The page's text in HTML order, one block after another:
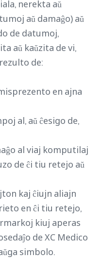
nerekta aŭ
aŭ damaĝo) aŭ
de datumoj,
aŭ kaŭzita de vi,
de:
en ajna
al, aŭ ĉesigo de,
al viaj komputilaj
de ĉi tiu retejo aŭ
kaj ĉiujn aliajn
en ĉi tiu retejo,
kiuj aperas
de XC Medico
simbolo.